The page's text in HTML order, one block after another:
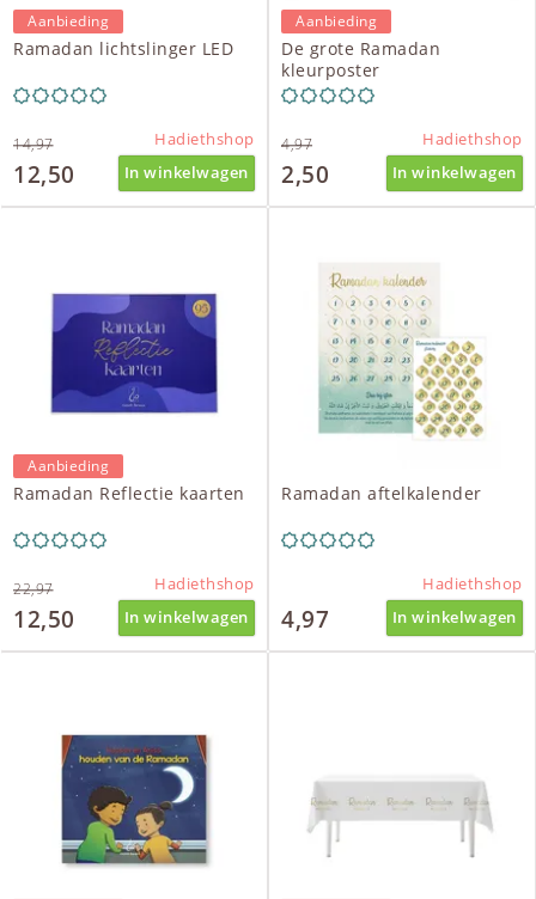
Ramadan lichtslinger LED
Aanbieding
Hadiethshop
14,97
12,50 In winkelwagen
De grote Ramadan
kleurposter
Aanbieding
Hadiethshop
4,97
2,50 In winkelwagen
Ramadan Reflectie kaarten
Aanbieding
Hadiethshop
22,97
12,50 In winkelwagen
Ramadan aftelkalender
Hadiethshop
4,97 In winkelwagen